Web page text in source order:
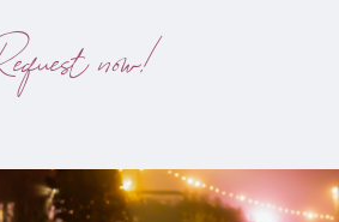
now!